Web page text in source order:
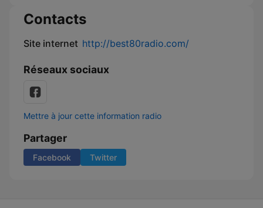
Contacts
Site internet http://best80radio.com/
Réseaux sociaux
Mettre à jour cette information radio
Partager
Facebook Twitter